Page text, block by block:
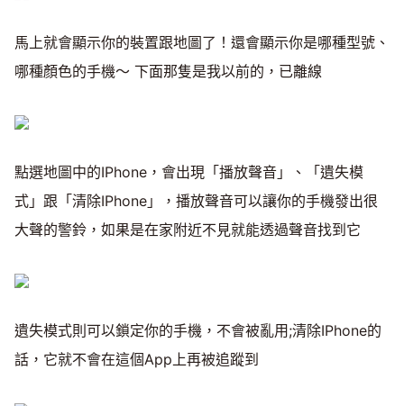
馬上就會顯示你的裝置跟地圖了！還會顯示你是哪種型號、
哪種顏色的手機～ 下面那隻是我以前的，已離線
點選地圖中的IPhone，會出現「播放聲音」、「遺失模
式」跟「清除IPhone」，播放聲音可以讓你的手機發出很
大聲的警鈴，如果是在家附近不見就能透過聲音找到它
遺失模式則可以鎖定你的手機，不會被亂用;清除IPhone的
話，它就不會在這個App上再被追蹤到